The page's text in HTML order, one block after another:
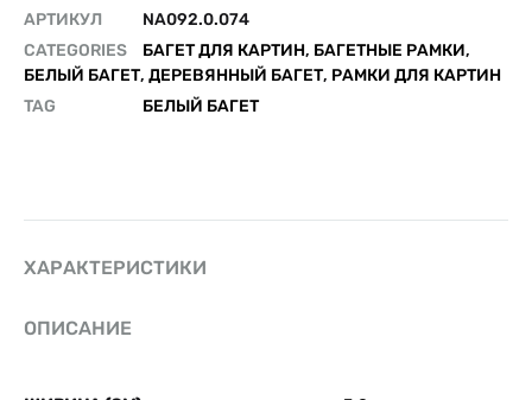
АРТИКУЛ
NA092.0.074
CATEGORIES
БАГЕТ ДЛЯ КАРТИН, БАГЕТНЫЕ РАМКИ,
БЕЛЫЙ БАГЕТ, ДЕРЕВЯННЫЙ БАГЕТ, РАМКИ ДЛЯ КАРТИН
TAG
БЕЛЫЙ БАГЕТ
ХАРАКТЕРИСТИКИ
ОПИСАНИЕ